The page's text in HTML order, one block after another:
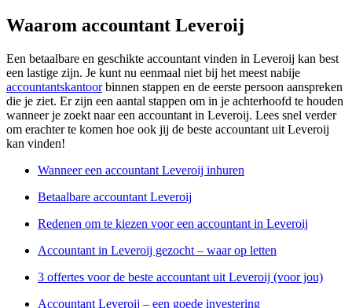
Waarom accountant Leveroij
Een betaalbare en geschikte accountant vinden in Leveroij kan best
een lastige zijn. Je kunt nu eenmaal niet bij het meest nabije
accountantskantoorbinnen stappen en de eerste persoon aanspreken
die je ziet. Er zijn een aantal stappen om in je achterhoofd te houden
wanneer je zoekt naar een accountant in Leveroij. Lees snel verder
om erachter te komen hoe ook jij de beste accountant uit Leveroij
kan vinden!
Wanneer een accountant Leveroij inhuren
Betaalbare accountant Leveroij
Redenen om te kiezen voor een accountant in Leveroij
Accountant in Leveroij gezocht – waar op letten
3 offertes voor de beste accountant uit Leveroij (voor jou)
Accountant Leveroij – een goede investering